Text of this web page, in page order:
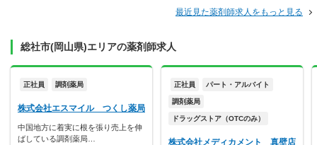
最近見た薬剤師求人をもっと見る
総社市(岡山県)エリアの薬剤師求人
正社員 調剤薬局
株式会社エスマイル つくし薬局
中国地方に着実に根を張り売上を伸
ばしている調剤薬局…
正社員 パート・アルバイト
調剤薬局
ドラッグストア（OTCのみ）
株式会社メディカメント 真壁店